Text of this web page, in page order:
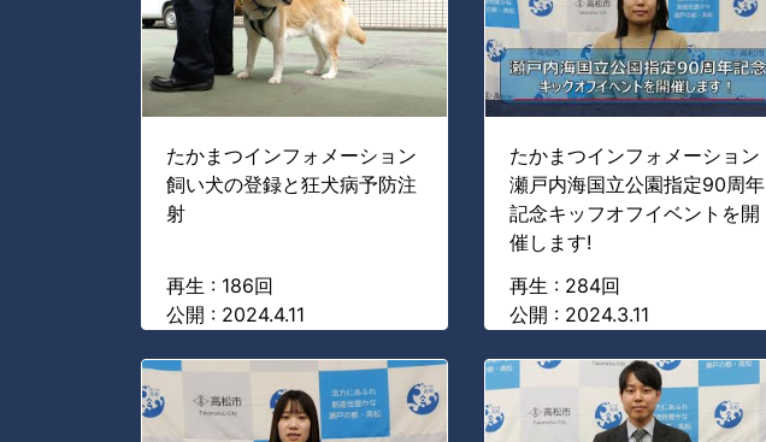
たかまつインフォメーション
飼い犬の登録と狂犬病予防注
射
再生 : 186回
公開 : 2024.4.11
たかまつインフォメーション
瀬戸内海国立公園指定90周年
記念キッフオフイベントを開
催します!
再生 : 284回
公開 : 2024.3.11